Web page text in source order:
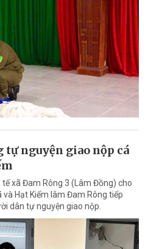
tự nguyện giao nộp cá
xã Đam Rông 3 (Lâm Đồng) cho
và Hạt Kiểm lâm Đam Rông tiếp
dân tự nguyện giao nộp.